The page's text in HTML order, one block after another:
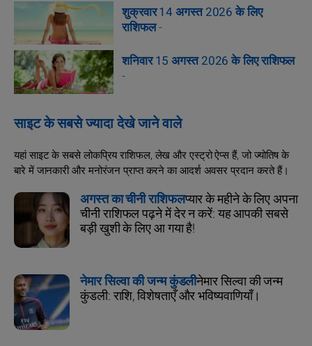
शुक्रवार 14 अगस्त 2026 के लिए
राशिफल-
शनिवार 15 अगस्त 2026 के लिए राशिफल
-
साइट के सबसे ज्यादा देखे जाने वाले
यहां साइट के सबसे लोकप्रिय राशिफल, लेख और एस्ट्रो ऐप्स हैं, जो ज्योतिष के
बारे में जानकारी और मनोरंजन प्राप्त करने का आदर्श अवसर प्रदान करते हैं।
अगस्त का चीनी राशिफलप्यार के महीने के लिए अपना
चीनी राशिफल पढ़ने में देर न करें: यह आपकी सबसे
बड़ी खुशी के लिए आ गया है!
नेमार सिल्वा की जन्म कुंडलीनेमार सिल्वा की जन्म
कुंडली: राशि, विशेषताएँ और भविष्यवाणियाँ।